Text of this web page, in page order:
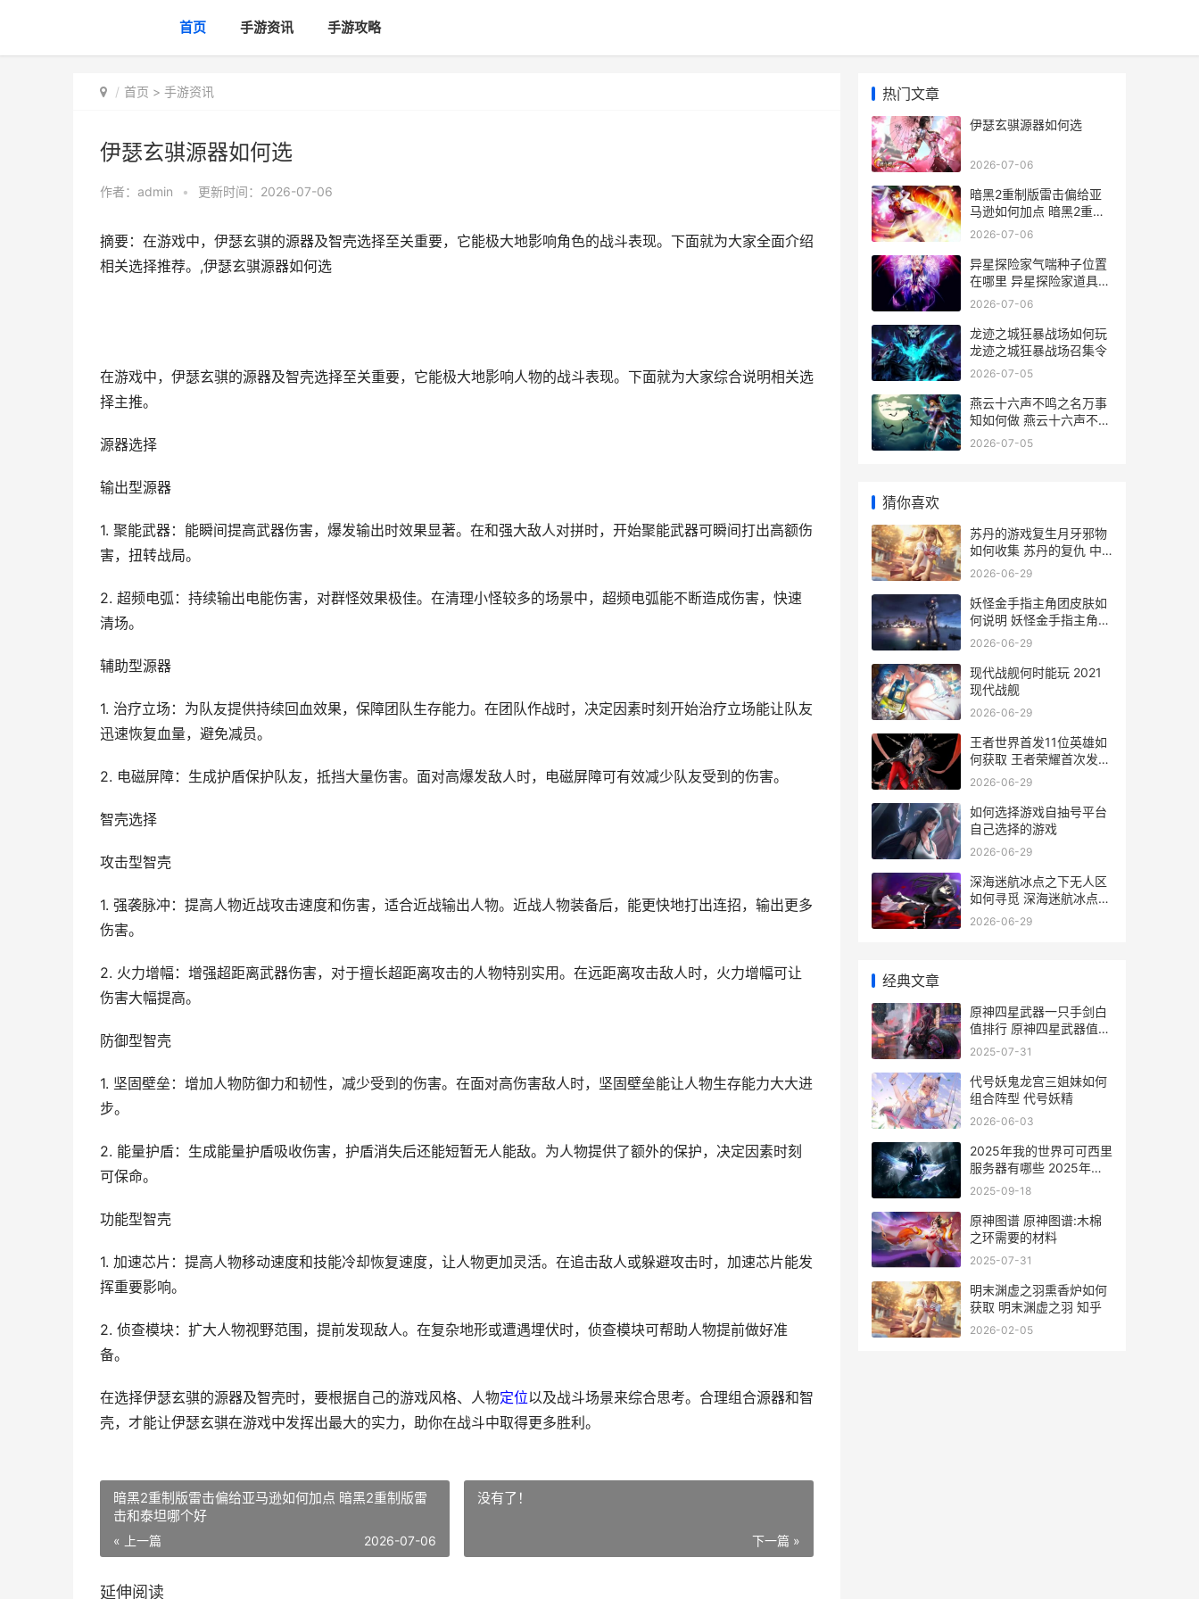
首页 手游资讯 手游攻略
首页 > 手游资讯
伊瑟玄骐源器如何选
作者： admin • 更新时间：2026-07-06
摘要：在游戏中，伊瑟玄骐的源器及智壳选择至关重要，它能极大地影响角色的战斗表现。下面就为大家全面介绍
相关选择推荐。,伊瑟玄骐源器如何选
在游戏中，伊瑟玄骐的源器及智壳选择至关重要，它能极大地影响人物的战斗表现。下面就为大家综合说明相关选
择主推。
源器选择
输出型源器
1. 聚能武器：能瞬间提高武器伤害，爆发输出时效果显著。在和强大敌人对拼时，开始聚能武器可瞬间打出高额伤
害，扭转战局。
2. 超频电弧：持续输出电能伤害，对群怪效果极佳。在清理小怪较多的场景中，超频电弧能不断造成伤害，快速
清场。
辅助型源器
1. 治疗立场：为队友提供持续回血效果，保障团队生存能力。在团队作战时，决定因素时刻开始治疗立场能让队友
迅速恢复血量，避免减员。
2. 电磁屏障：生成护盾保护队友，抵挡大量伤害。面对高爆发敌人时，电磁屏障可有效减少队友受到的伤害。
智壳选择
攻击型智壳
1. 强袭脉冲：提高人物近战攻击速度和伤害，适合近战输出人物。近战人物装备后，能更快地打出连招，输出更多
伤害。
2. 火力增幅：增强超距离武器伤害，对于擅长超距离攻击的人物特别实用。在远距离攻击敌人时，火力增幅可让
伤害大幅提高。
防御型智壳
1. 坚固壁垒：增加人物防御力和韧性，减少受到的伤害。在面对高伤害敌人时，坚固壁垒能让人物生存能力大大进
步。
2. 能量护盾：生成能量护盾吸收伤害，护盾消失后还能短暂无人能敌。为人物提供了额外的保护，决定因素时刻
可保命。
功能型智壳
1. 加速芯片：提高人物移动速度和技能冷却恢复速度，让人物更加灵活。在追击敌人或躲避攻击时，加速芯片能发
挥重要影响。
2. 侦查模块：扩大人物视野范围，提前发现敌人。在复杂地形或遭遇埋伏时，侦查模块可帮助人物提前做好准
备。
在选择伊瑟玄骐的源器及智壳时，要根据自己的游戏风格、人物定位以及战斗场景来综合思考。合理组合源器和智
壳，才能让伊瑟玄骐在游戏中发挥出最大的实力，助你在战斗中取得更多胜利。
暗黑2重制版雷击偏给亚马逊如何加点 暗黑2重制版雷
击和泰坦哪个好
« 上一篇 2026-07-06
没有了！
下一篇 »
延伸阅读
热门文章
伊瑟玄骐源器如何选
2026-07-06
暗黑2重制版雷击偏给亚
马逊如何加点 暗黑2重制
版雷击和泰坦哪个好
2026-07-06
异星探险家气喘种子位置
在哪里 异星探险家道具介
绍
2026-07-06
龙迹之城狂暴战场如何玩
龙迹之城狂暴战场召集令
2026-07-05
燕云十六声不鸣之名万事
知如何做 燕云十六声不鸣
之名
2026-07-05
猜你喜欢
苏丹的游戏复生月牙邪物
如何收集 苏丹的复仇 中
东
2026-06-29
妖怪金手指主角团皮肤如
何说明 妖怪金手指主角皮
肤天地尊师怎么获取
2026-06-29
现代战舰何时能玩 2021
现代战舰
2026-06-29
王者世界首发11位英雄如
何获取 王者荣耀首次发行
时间
2026-06-29
如何选择游戏自抽号平台
自己选择的游戏
2026-06-29
深海迷航冰点之下无人区
如何寻觅 深海迷航冰点之
下剧情流程
2026-06-29
经典文章
原神四星武器一只手剑白
值排行 原神四星武器值得
升满吗
2025-07-31
代号妖鬼龙宫三姐妹如何
组合阵型 代号妖精
2026-06-03
2025年我的世界可可西里
服务器有哪些 2025年我
的世界愚人节版本
2025-09-18
原神图谱 原神图谱:木棉
之环需要的材料
2025-07-31
明末渊虚之羽熏香炉如何
获取 明末渊虚之羽 知乎
2026-02-05